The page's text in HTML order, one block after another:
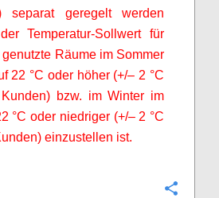
separat geregelt werden
Temperatur-Sollwert für
Räume im Sommer
22 °C oder höher (+/– 2 °C
bzw. im Winter im
°C oder niedriger (+/– 2 °C
einzustellen ist.